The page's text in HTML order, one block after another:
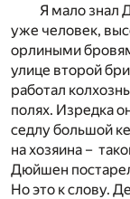
Я мало знал
уже человек,
орлиными
улице второй
работал
полях. Изредка
седлу большой
на хозяина –
Дюйшен
Но это к слову.